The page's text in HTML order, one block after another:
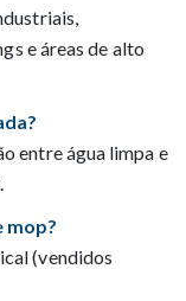
e áreas de alto
entre água limpa e
mop?
(vendidos